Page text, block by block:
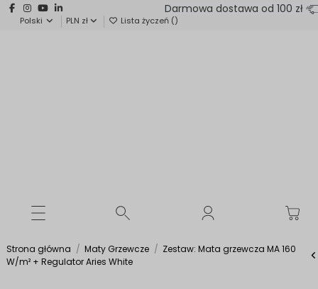
Darmowa dostawa od 100 zł
Polski PLN zł Lista życzeń ()
Strona główna Maty Grzewcze
Zestaw: Mata grzewcza MA 160
W/m² + Regulator Aries White